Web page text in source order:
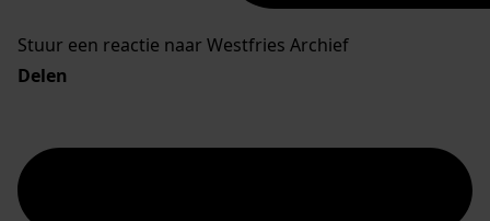
Stuur een reactie naar Westfries Archief
Delen